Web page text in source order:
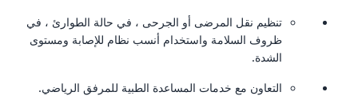
تنظيم نقل المرضى أو الجرحى ، في حالة الطوارئ ، في
ظروف السلامة واستخدام أنسب نظام للإصابة ومستوى
الشدة.
التعاون مع خدمات المساعدة الطبية للمرفق الرياضي.